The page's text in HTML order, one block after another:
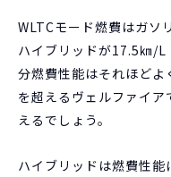
WLTCモード燃費はガソ
ハイブリッドが17.5㎞/L
分燃費性能はそれほどよ
を超えるヴェルファイ
えるでしょう。
ハイブリッドは燃費性能